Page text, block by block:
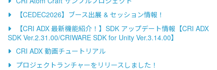
a
t
i
v
e
【CEDEC2026】ブース出展 & セッション情報！
【CRI ADX 最新機能紹介！】SDK アップデート情報【CRI ADX
SDK Ver.2.31.00/CRIWARE SDK for Unity Ver.3.14.00】
CRI ADX 動画チュートリアル
プロジェクトランチャーをリリースしました！